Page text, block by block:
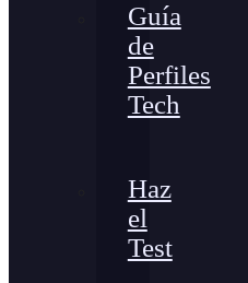
Guía
de
Perfiles
Tech
Haz
el
Test